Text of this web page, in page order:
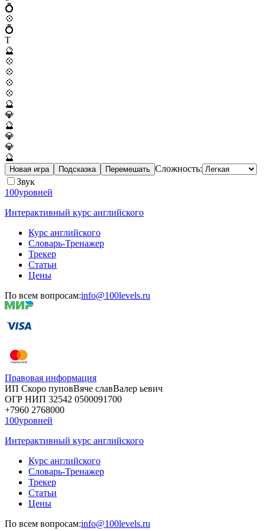
💍
💠
💍
T
🔮
💠
💠
💠
💠
🔮
💎
🔮
💎
💎
🔮
Новая игра Подсказка Перемешать Сложность:
Звук
100уровней
Интерактивный курс английского
Курс английского
Словарь-Тренажер
Трекер
Статьи
Цены
По всем вопросам:info@100levels.ru
Правовая информация
ИП Скоро пуповВяче славВалер ьевич
ОГР НИП 32542 0500091700
+7960 2768000
100уровней
Интерактивный курс английского
Курс английского
Словарь-Тренажер
Трекер
Статьи
Цены
По всем вопросам:info@100levels.ru